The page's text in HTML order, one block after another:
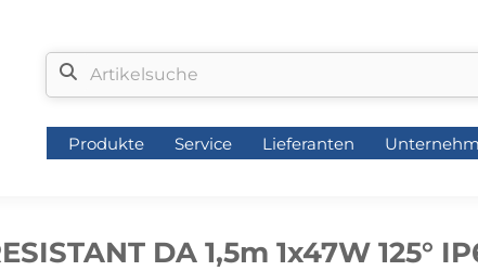
Produkte Service Lieferanten
DA 1,5m 1x47W
Produkte Service Lieferanten